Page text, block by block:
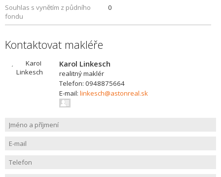
Souhlas s vynětím z půdního
fondu
0
Kontaktovat makléře
Karol Linkesch
realitný maklér
Telefon: 0948875664
E-mail: linkesch@astonreal.sk